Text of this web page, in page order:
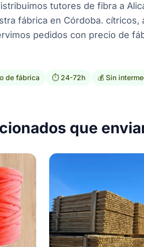
tutores de fibra a
fábrica en Córdoba. cítricos,
pedidos con precio de
de fábrica ⏱️ 24-72h 💰 Sin
que